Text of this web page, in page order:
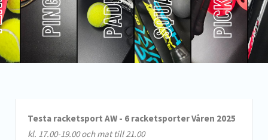
Testa racketsport AW - 6 racketsporter Våren 2025
kl. 17.00-19.00 och mat till 21.00